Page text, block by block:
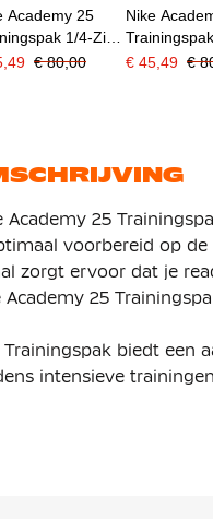
Academy 25
1/4-Zip
Wit Zwart Grijs
€ 80,00
Nike
Kids
€ 45,49 €
Academy 25
voorbereid op
zorgt ervoor dat je
25
Trainingspak biedt een
intensieve